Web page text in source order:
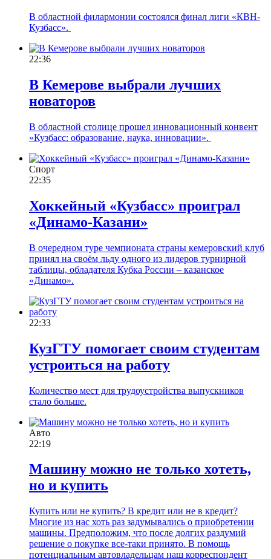
В областной филармонии состоялся финал лиги «КВН-
Кузбасс».
22:36
В Кемерове выбрали лучших
новаторов
В областной столице прошел инновационный конвент
«Кузбасс: образование, наука, инновации».
Спорт
22:35
Хоккейный «Кузбасс» проиграл
«Динамо-Казани»
В очередном туре чемпионата страны кемеровский клуб
принял на своём льду одного из лидеров турнирной
таблицы, обладателя Кубка России – казанское
«Динамо».
22:33
КузГТУ помогает своим студентам
устроиться на работу
Количество мест для трудоустройства выпускников
стало больше.
Авто
22:19
Машину можно не только хотеть,
но и купить
Купить или не купить? В кредит или не в кредит?
Многие из нас хоть раз задумывались о приобретении
машины. Предположим, что после долгих раздумий
решение о покупке все-таки принято. В помощь
потенциальным автовладельцам наш корреспондент